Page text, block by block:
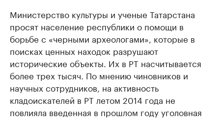
Министерство культуры и ученые Татарстана
просят население республики о помощи в
борьбе с «черными археологами», которые в
поисках ценных находок разрушают
исторические объекты. Их в РТ насчитывается
более трех тысяч. По мнению чиновников и
научных сотрудников, на активность
кладоискателей в РТ летом 2014 года не
повлияла введенная в прошлом году уголовная